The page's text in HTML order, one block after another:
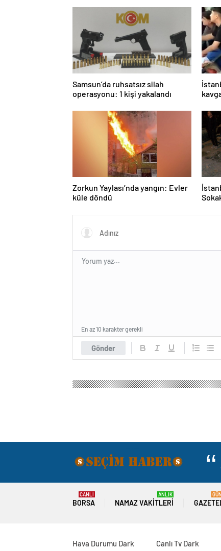
Samsun’da ruhsatsız silah
operasyonu: 1 kişi yakalandı
Zorkun Yaylası’nda yangın: Evler
küle döndü
Gönder
En az 10 karakter gerekli
BORSA
CANLI
NAMAZ VAKITLERI
ANLIK
Hava Durumu Dark Canlı Tv Dark